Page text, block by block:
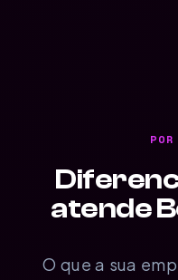
atende
O que a sua